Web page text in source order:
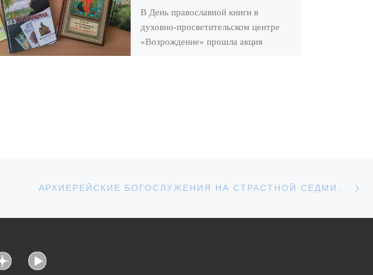
В День православной книги в
духовно-просветительском центре
«Возрождение» прошла акция
К СПИСКУ ЗАПИСЕЙ АРХИЕРЕЙСКИЕ БОГОСЛУЖЕНИЯ НА СТРАСТНОЙ СЕДМИЦЕ В ХРИСТОРОЖДЕСТВЕНСКОМ КАФЕДРАЛЬНОМ СОБОРЕ Г. УВАРОВО